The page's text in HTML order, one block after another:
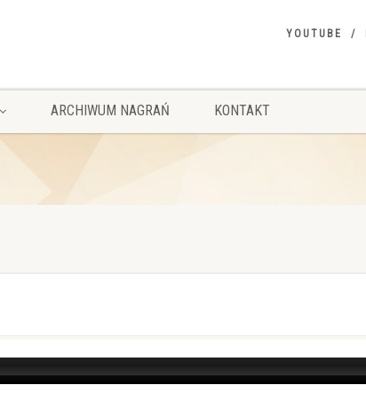
YOUTUBE
ARCHIWUM NAGRAŃ KONTAKT